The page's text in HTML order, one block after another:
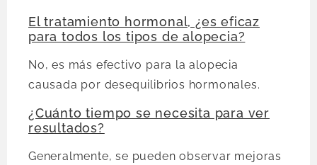
El tratamiento hormonal, ¿es eficaz
para todos los tipos de alopecia?
No, es más efectivo para la alopecia
causada por desequilibrios hormonales.
¿Cuánto tiempo se necesita para ver
resultados?
Generalmente, se pueden observar mejoras